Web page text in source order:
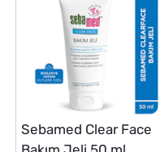
Sebamed Clear Face